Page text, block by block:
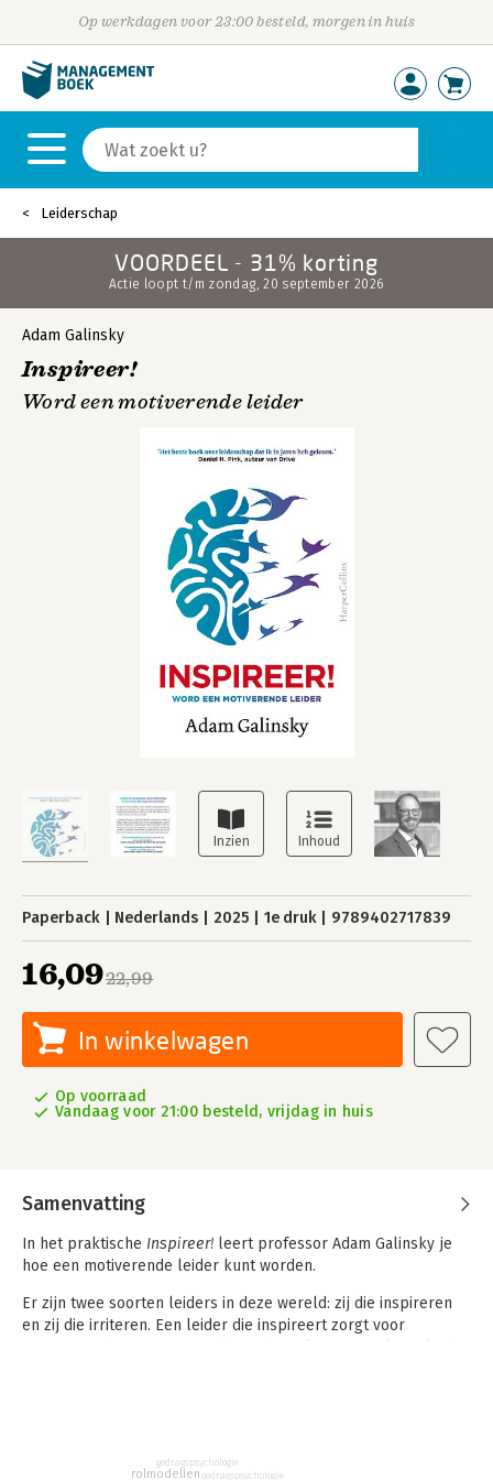
Op werkdagen voor 23:00 besteld, morgen in huis
Leiderschap
VOORDEEL - 31% korting
Actie loopt t/m zondag, 20 september 2026
Adam Galinsky
Inspireer!
Word een motiverende leider
Paperback Nederlands 2025 1e druk 9789402717839
22,99
16,09
In winkelwagen
Op voorraad
Vandaag voor 21:00 besteld, vrijdag in huis
Samenvatting
In het praktische Inspireer! leert professor Adam Galinsky je
hoe een motiverende leider kunt worden.
Er zijn twee soorten leiders in deze wereld: zij die inspireren
en zij die irriteren. Een leider die inspireert zorgt voor
psycholoog en leiderschapsexpert Adam Galinsky laat zien wat
rolmodellen
gedragspsychologie
gedragspsychologie